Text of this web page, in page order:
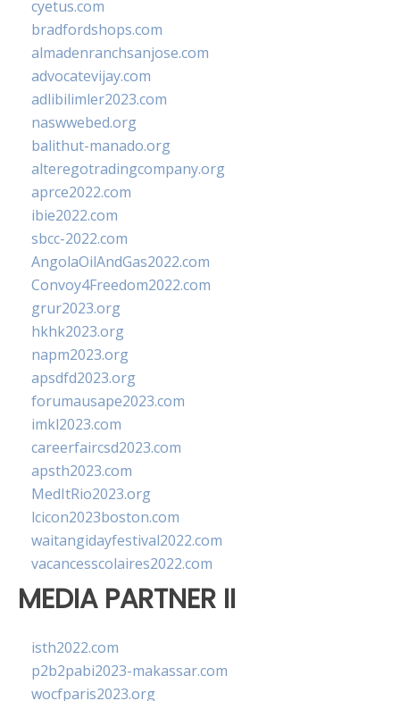
cyetus.com
bradfordshops.com
almadenranchsanjose.com
advocatevijay.com
adlibilimler2023.com
naswwebed.org
balithut-manado.org
alteregotradingcompany.org
aprce2022.com
ibie2022.com
sbcc-2022.com
AngolaOilAndGas2022.com
Convoy4Freedom2022.com
grur2023.org
hkhk2023.org
napm2023.org
apsdfd2023.org
forumausape2023.com
imkl2023.com
careerfaircsd2023.com
apsth2023.com
MedItRio2023.org
lcicon2023boston.com
waitangidayfestival2022.com
vacancesscolaires2022.com
MEDIA PARTNER II
isth2022.com
p2b2pabi2023-makassar.com
wocfparis2023.org